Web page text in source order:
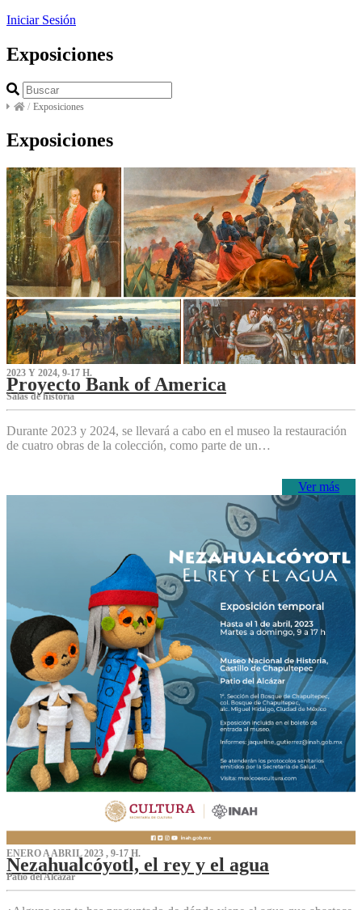
Iniciar Sesión
Exposiciones
/ Exposiciones
Exposiciones
2023 Y 2024, 9-17 H.
Proyecto Bank of America
S‌alas de historia
Durante 2023 y 2024, se llevará a cabo en el museo la restauración
de cuatro obras de la colección, como parte de un…
Ver más
ENERO A ABRIL 2023 , 9-17 H.
Nezahualcóyotl, el rey y el agua
Patio del Alcázar